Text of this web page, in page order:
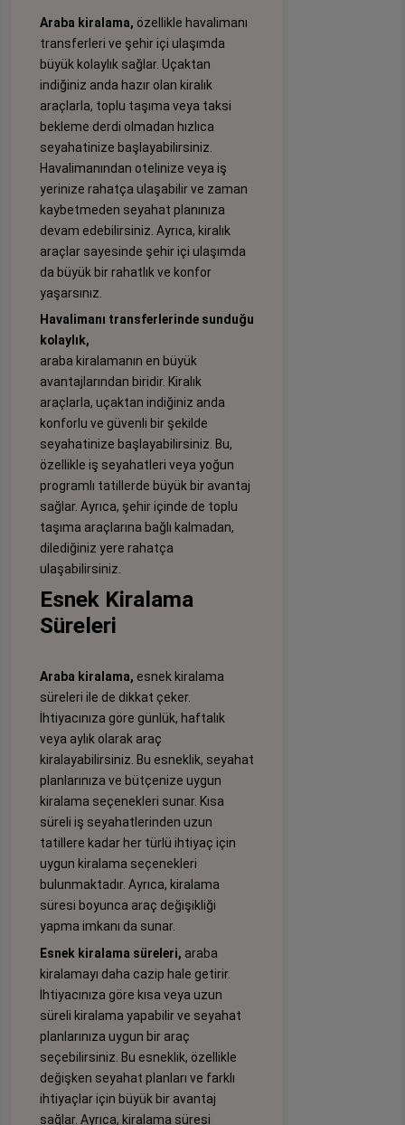
Araba kiralama, özellikle havalimanı
transferleri ve şehir içi ulaşımda
büyük kolaylık sağlar. Uçaktan
indiğiniz anda hazır olan kiralık
araçlarla, toplu taşıma veya taksi
bekleme derdi olmadan hızlıca
seyahatinize başlayabilirsiniz.
Havalimanından otelinize veya iş
yerinize rahatça ulaşabilir ve zaman
kaybetmeden seyahat planınıza
devam edebilirsiniz. Ayrıca, kiralık
araçlar sayesinde şehir içi ulaşımda
da büyük bir rahatlık ve konfor
yaşarsınız.
Havalimanı transferlerinde sunduğu
kolaylık,
araba kiralamanın en büyük
avantajlarından biridir. Kiralık
araçlarla, uçaktan indiğiniz anda
konforlu ve güvenli bir şekilde
seyahatinize başlayabilirsiniz. Bu,
özellikle iş seyahatleri veya yoğun
programlı tatillerde büyük bir avantaj
sağlar. Ayrıca, şehir içinde de toplu
taşıma araçlarına bağlı kalmadan,
dilediğiniz yere rahatça
ulaşabilirsiniz.
Esnek Kiralama
Süreleri
Araba kiralama, esnek kiralama
süreleri ile de dikkat çeker.
İhtiyacınıza göre günlük, haftalık
veya aylık olarak araç
kiralayabilirsiniz. Bu esneklik, seyahat
planlarınıza ve bütçenize uygun
kiralama seçenekleri sunar. Kısa
süreli iş seyahatlerinden uzun
tatillere kadar her türlü ihtiyaç için
uygun kiralama seçenekleri
bulunmaktadır. Ayrıca, kiralama
süresi boyunca araç değişikliği
yapma imkanı da sunar.
Esnek kiralama süreleri, araba
kiralamayı daha cazip hale getirir.
İhtiyacınıza göre kısa veya uzun
süreli kiralama yapabilir ve seyahat
planlarınıza uygun bir araç
seçebilirsiniz. Bu esneklik, özellikle
değişken seyahat planları ve farklı
ihtiyaçlar için büyük bir avantaj
sağlar. Ayrıca, kiralama süresi